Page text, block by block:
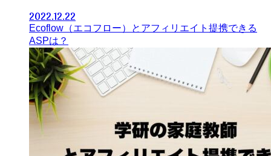
2022.12.22
Ecoflow（エコフロー）とアフィリエイト提携できる
ASPは？